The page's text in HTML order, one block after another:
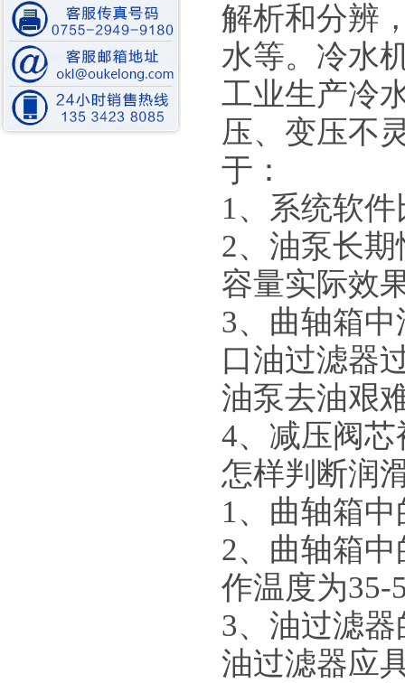
低温水冷螺杆式冷冻机
解析和分辨
水等。冷水
工业生产冷
压、变压不
于：
1、系统软
2、油泵长
容量实际效
3、曲轴箱
口油过滤器
油泵去油艰
4、减压阀
怎样判断润
1、曲轴箱
2、曲轴箱
作温度为35-
3、油过滤
油过滤器应